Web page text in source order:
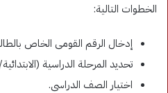
الخطوات التالية:
إدخال الرقم القومى الخاص
تحديد المرحلة الدراسية
اختيار الصف الدراسى.